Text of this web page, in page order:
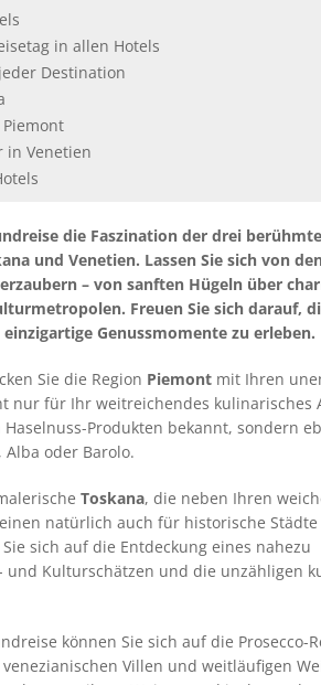
in allen Hotels
Destination
in Venetien
die Faszination der drei
und Venetien. Lassen Sie sich von
– von sanften Hügeln über
Freuen Sie sich darauf,
Genussmomente zu erleben.
Sie die Region Piemont mit Ihren
nur für Ihr weitreichendes kulinarisches
Produkten bekannt, sondern
oder Barolo.
Toskana, die neben Ihren
natürlich auch für historische Städte
sich auf die Entdeckung eines nahezu
und Kulturschätzen und die unzähligen
können Sie sich auf die Prosecco-
Villen und weitläufigen